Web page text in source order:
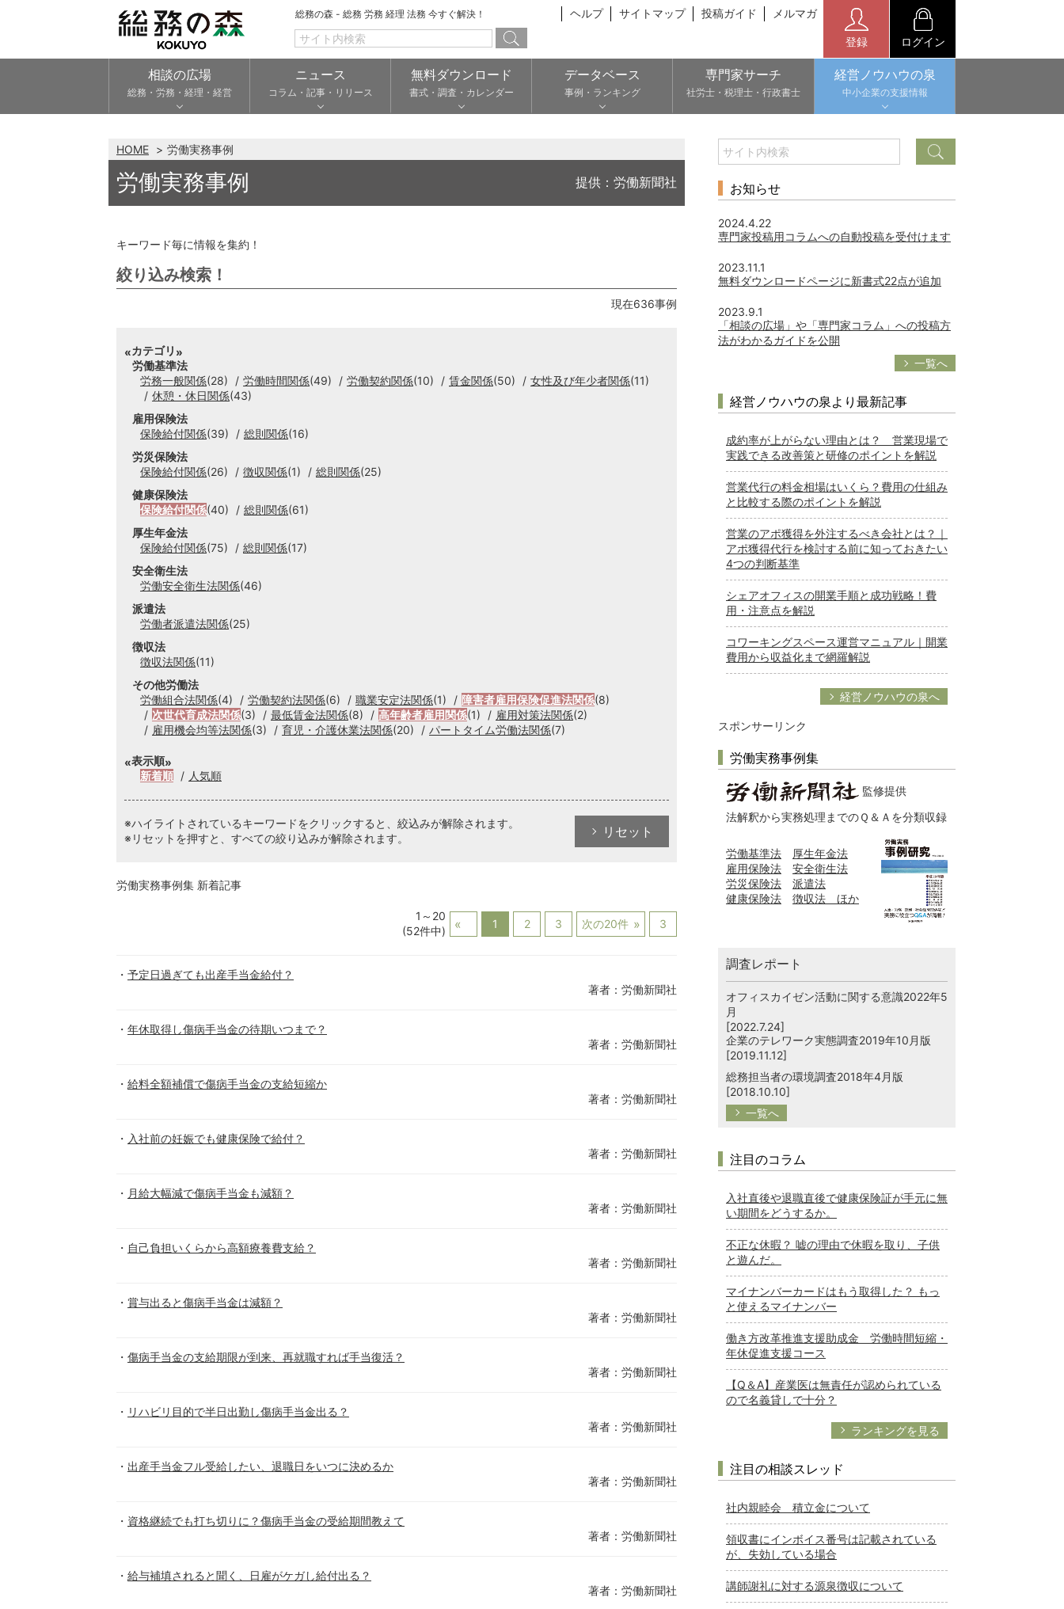
総務の森 - 総務 労務 経理 法務 今すぐ解決！ ヘルプ サイトマップ 投稿ガイド メルマガ
登録 ログイン
相談の広場
総務・労務・経理・経営
ニュース
コラム・記事・リリース
無料ダウンロード
書式・調査・カレンダー
データベース
事例・ランキング
専門家サーチ
社労士・税理士・行政書士
経営ノウハウの泉
中小企業の支援情報
HOME 労働実務事例
労働実務事例 提供：労働新聞社
キーワード毎に情報を集約！
絞り込み検索！
現在636事例
カテゴリ
労働基準法
労務一般関係(28) 労働時間関係(49) 労働契約関係(10) 賃金関係(50) 女性及び年少者関係(11)
休憩・休日関係(43)
雇用保険法
保険給付関係(39) 総則関係(16)
労災保険法
保険給付関係(26) 徴収関係(1) 総則関係(25)
健康保険法
保険給付関係(40) 総則関係(61)
厚生年金法
保険給付関係(75) 総則関係(17)
安全衛生法
労働安全衛生法関係(46)
派遣法
労働者派遣法関係(25)
徴収法
徴収法関係(11)
その他労働法
労働組合法関係(4) 労働契約法関係(6) 職業安定法関係(1) 障害者雇用保険促進法関係(8)
次世代育成法関係(3) 最低賃金法関係(8) 高年齢者雇用関係(1) 雇用対策法関係(2)
雇用機会均等法関係(3) 育児・介護休業法関係(20) パートタイム労働法関係(7)
表示順
新着順
人気順
※ハイライトされているキーワードをクリックすると、絞込みが解除されます。
※リセットを押すと、すべての絞り込みが解除されます。
リセット
労働実務事例集 新着記事
1～20
(52件中)
1 2 3 次の20件 3
予定日過ぎても出産手当金給付？
著者：労働新聞社
年休取得し傷病手当金の待期いつまで？
著者：労働新聞社
給料全額補償で傷病手当金の支給短縮か
著者：労働新聞社
入社前の妊娠でも健康保険で給付？
著者：労働新聞社
月給大幅減で傷病手当金も減額？
著者：労働新聞社
自己負担いくらから高額療養費支給？
著者：労働新聞社
賞与出ると傷病手当金は減額？
著者：労働新聞社
傷病手当金の支給期限が到来、再就職すれば手当復活？
著者：労働新聞社
リハビリ目的で半日出勤し傷病手当金出る？
著者：労働新聞社
出産手当金フル受給したい、退職日をいつに決めるか
著者：労働新聞社
資格継続でも打ち切りに？傷病手当金の受給期間教えて
著者：労働新聞社
給与補填されると聞く、日雇がケガし給付出る？
著者：労働新聞社
お知らせ
2024.4.22
専門家投稿用コラムへの自動投稿を受付けます
2023.11.1
無料ダウンロードページに新書式22点が追加
2023.9.1
「相談の広場」や「専門家コラム」への投稿方
法がわかるガイドを公開
一覧へ
経営ノウハウの泉より最新記事
成約率が上がらない理由とは？ 営業現場で
実践できる改善策と研修のポイントを解説
営業代行の料金相場はいくら？費用の仕組み
と比較する際のポイントを解説
営業のアポ獲得を外注するべき会社とは？｜
アポ獲得代行を検討する前に知っておきたい
4つの判断基準
シェアオフィスの開業手順と成功戦略！費
用・注意点を解説
コワーキングスペース運営マニュアル｜開業
費用から収益化まで網羅解説
経営ノウハウの泉へ
スポンサーリンク
労働実務事例集
監修提供
法解釈から実務処理までのＱ＆Ａを分類収録
労働基準法
厚生年金法
雇用保険法
安全衛生法
労災保険法
派遣法
健康保険法
徴収法 ほか
調査レポート
オフィスカイゼン活動に関する意識2022年5
月
[2022.7.24]
企業のテレワーク実態調査2019年10月版
[2019.11.12]
総務担当者の環境調査2018年4月版
[2018.10.10]
一覧へ
注目のコラム
入社直後や退職直後で健康保険証が手元に無
い期間をどうするか。
不正な休暇？ 嘘の理由で休暇を取り、子供
と遊んだ。
マイナンバーカードはもう取得した？ もっ
と使えるマイナンバー
働き方改革推進支援助成金 労働時間短縮・
年休促進支援コース
【Q＆A】産業医は無責任が認められている
ので名義貸しで十分？
ランキングを見る
注目の相談スレッド
社内親睦会 積立金について
領収書にインボイス番号は記載されている
が、失効している場合
講師謝礼に対する源泉徴収について